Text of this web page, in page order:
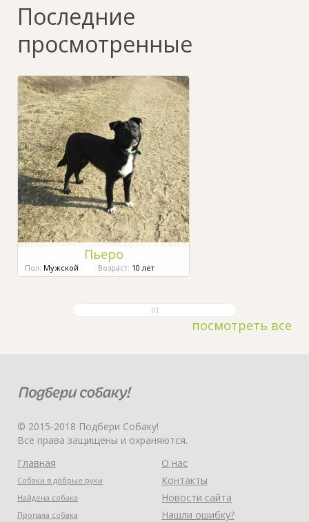
Последние
просмотренные
Пьеро
Пол: Мужской Возраст: 10 лет
посмотреть все
© 2015-2018 Подбери Собаку!
Все права защищены и охраняются.
Главная
Собаки в добрые руки
Найдена собака
Пропала собака
О нас
Контакты
Новости сайта
Нашли ошибку?